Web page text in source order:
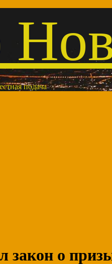
подача
закон о